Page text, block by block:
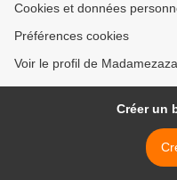
Cookies et données
Préférences cookies
Voir le profil de
Créer un